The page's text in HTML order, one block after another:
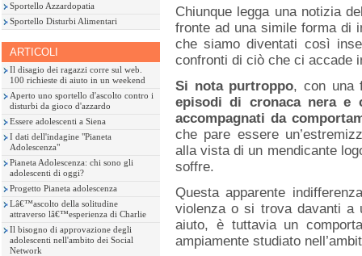
Sportello Azzardopatia
Sportello Disturbi Alimentari
ARTICOLI
Il disagio dei ragazzi corre sul web.
100 richieste di aiuto in un weekend
Aperto uno sportello d'ascolto contro i
disturbi da gioco d'azzardo
Essere adolescenti a Siena
I dati dell'indagine "Pianeta
Adolescenza"
Pianeta Adolescenza: chi sono gli
adolescenti di oggi?
Progetto Pianeta adolescenza
Lâ€™ascolto della solitudine
attraverso lâ€™esperienza di Charlie
Il bisogno di approvazione degli
adolescenti nell'ambito dei Social
Network
Chiunque legga una notizia
fronte ad una simile forma di
che siamo diventati così
confronti di ciò che ci accade
Si nota purtroppo, con una
episodi di cronaca nera e
accompagnati da
che pare essere
alla vista di un mendicante
soffre.
Questa apparente
violenza o si trova davanti a
aiuto, è tuttavia un
ampiamente studiato